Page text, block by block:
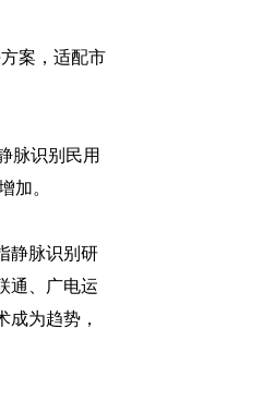
案，适配市
脉识别民用
加。
静脉识别研
通、广电运
为趋势，